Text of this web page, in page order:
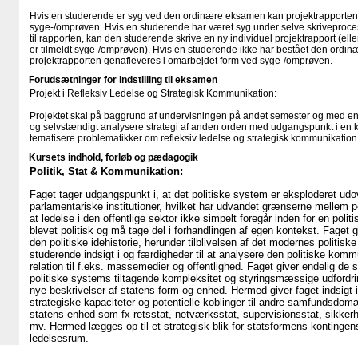
Hvis en studerende er syg ved den ordinære eksamen kan
syge-/omprøven. Hvis en studerende har været syg under selve
til rapporten, kan den studerende skrive en ny individuel projektrapport
er tilmeldt syge-/omprøven). Hvis en studerende ikke har bestået den
projektrapporten genafleveres i omarbejdet form ved syge-/omprøven.
Forudsætninger for indstilling til eksamen
Projekt i Refleksiv Ledelse og Strategisk Kommunikation:
Projektet skal på baggrund af undervisningen på andet semester og med
og selvstændigt analysere strategi af anden orden med udgangspunkt i en
tematisere problematikker om refleksiv ledelse og strategisk kommunikation
Kursets indhold, forløb og pædagogik
Politik, Stat & Kommunikation:
Faget tager udgangspunkt i, at det politiske system er eksploderet
parlamentariske institutioner, hvilket har udvandet grænserne mellem
at ledelse i den offentlige sektor ikke simpelt foregår inden for en
blevet politisk og må tage del i forhandlingen af egen kontekst. Faget
den politiske idehistorie, herunder tilblivelsen af det modernes
studerende indsigt i og færdigheder til at analysere den politiske
relation til f.eks. massemedier og offentlighed. Faget giver endelig de
politiske systems tiltagende kompleksitet og styringsmæssige
nye beskrivelser af statens form og enhed. Hermed giver faget
strategiske kapaciteter og potentielle koblinger til andre
statens enhed som fx retsstat, netværksstat, supervisionsstat,
mv. Hermed lægges op til et strategisk blik for statsformens
ledelsesrum.